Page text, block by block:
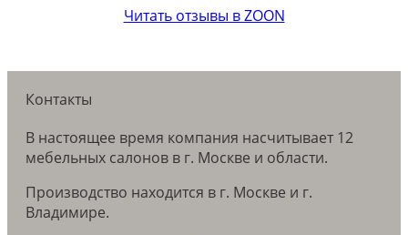
Читать отзывы в ZOON
Контакты
В настоящее время компания насчитывает 12
мебельных салонов в г. Москве и области.
Производство находится в г. Москве и г.
Владимире.